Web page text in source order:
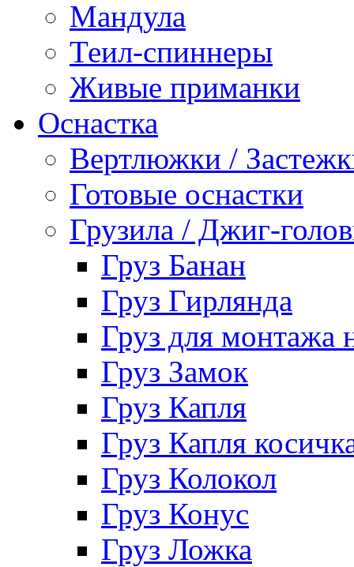
Мандула
Теил-спиннеры
Живые приманки
Оснастка
Вертлюжки /
Готовые оснастки
Грузила / Джиг-
Груз Банан
Груз Гирлянда
Груз для монтажа
Груз Замок
Груз Капля
Груз Капля
Груз Колокол
Груз Конус
Груз Ложка